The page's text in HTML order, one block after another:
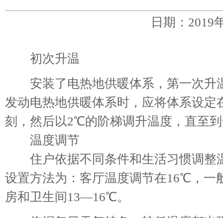
日期：2019
初次升温
安装了电热地供暖体系，第一次升
发动电热地供暖体系时，应将体系设
刻，然后以2℃的阶梯调升温度，直至
温度调节
住户依据不同条件和生活习惯调整
设置方法为：客厅温度调节在16℃，
房和卫生间13—16℃。